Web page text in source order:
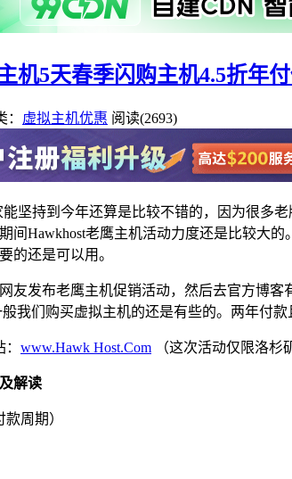
机5天春季闪购主机4.5折年
： 虚拟主机优惠 阅读(2693)
能坚持到今年还算是比较不错的，因为很多
间Hawkhost老鹰主机活动力度还是比较大
的还是可以用。
友发布老鹰主机促销活动，然后去官方博客
我们购买虚拟主机的还是有些的。两年付
www.Hawk Host.Com （这次活动仅限洛杉
解读
周期）